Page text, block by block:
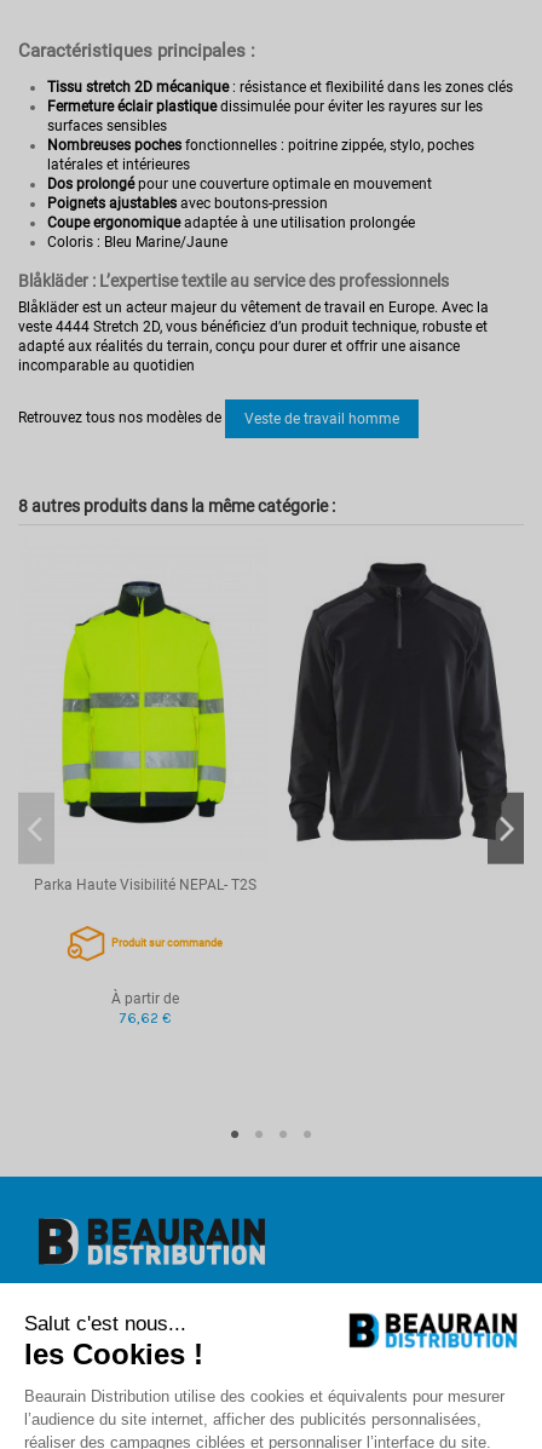
Caractéristiques principales :
Tissu stretch 2D mécanique: résistance et flexibilité dans les zones clés
Fermeture éclair plastiquedissimulée pour éviter les rayures sur les
surfaces sensibles
Nombreuses poches fonctionnelles : poitrine zippée, stylo, poches
latérales et intérieures
Dos prolongépour une couverture optimale en mouvement
Poignets ajustables avec boutons-pression
Coupe ergonomiqueadaptée à une utilisation prolongée
Coloris : Bleu Marine/Jaune
Blåkläder : L’expertise textile au service des professionnels
Blåkläder est un acteur majeur du vêtement de travail en Europe. Avec la
veste 4444 Stretch 2D, vous bénéficiez d’un produit technique, robuste et
adapté aux réalités du terrain, conçu pour durer et offrir une aisance
incomparable au quotidien
BLAKLADER
Industrie
Référence BKL444418328633XXXXL
Retrouvez tous nos modèles de
Veste de travail homme
8 autres produits dans la même catégorie :
Parka Haute Visibilité NEPAL- T2S
Produit sur commande
À partir de
76,62 €
1 rue de l'abbé Caron
BP 40020
80390 Fressenneville
contact@beaurain-distribution.com
Qui sommes-nous?
Salut c'est nous...
les Cookies !
Beaurain Distribution utilise des cookies et équivalents pour mesurer
l’audience du site internet, afficher des publicités personnalisées,
réaliser des campagnes ciblées et personnaliser l’interface du site.